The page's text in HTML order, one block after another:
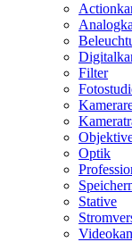
Filter
Optik
Stative